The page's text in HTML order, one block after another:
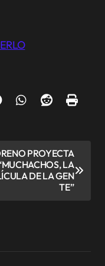
PROYECTA
LA
DE LA GEN
TE”